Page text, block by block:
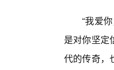
“我爱
是对你坚定
代的传奇，